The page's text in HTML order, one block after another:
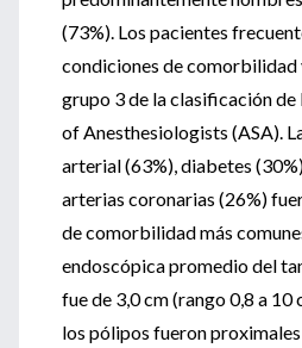
(73%). Los pacientes
condiciones de comorbilidad
grupo 3 de la clasificación
of Anesthesiologists (ASA).
arterial (63%), diabetes
arterias coronarias (26%)
de comorbilidad más
endoscópica promedio del
fue de 3,0 cm (rango 0,8 a 10
los pólipos fueron